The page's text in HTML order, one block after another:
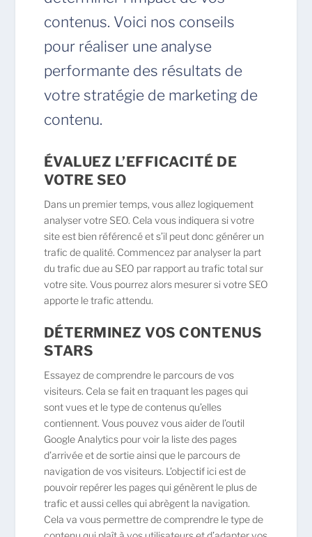
contenus. Voici nos conseils
pour réaliser une analyse
performante des résultats de
votre stratégie de marketing de
contenu.
ÉVALUEZ L’EFFICACITÉ DE
VOTRE SEO
Dans un premier temps, vous allez logiquement
analyser votre SEO. Cela vous indiquera si votre
site est bien référencé et s’il peut donc générer un
trafic de qualité. Commencez par analyser la part
du trafic due au SEO par rapport au trafic total sur
votre site. Vous pourrez alors mesurer si votre SEO
apporte le trafic attendu.
DÉTERMINEZ VOS CONTENUS
STARS
Essayez de comprendre le parcours de vos
visiteurs. Cela se fait en traquant les pages qui
sont vues et le type de contenus qu’elles
contiennent. Vous pouvez vous aider de l’outil
Google Analytics pour voir la liste des pages
d’arrivée et de sortie ainsi que le parcours de
navigation de vos visiteurs. L’objectif ici est de
pouvoir repérer les pages qui génèrent le plus de
trafic et aussi celles qui abrègent la navigation.
Cela va vous permettre de comprendre le type de